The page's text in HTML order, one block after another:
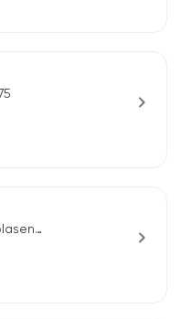
chevron_right
1/4
chevron_right